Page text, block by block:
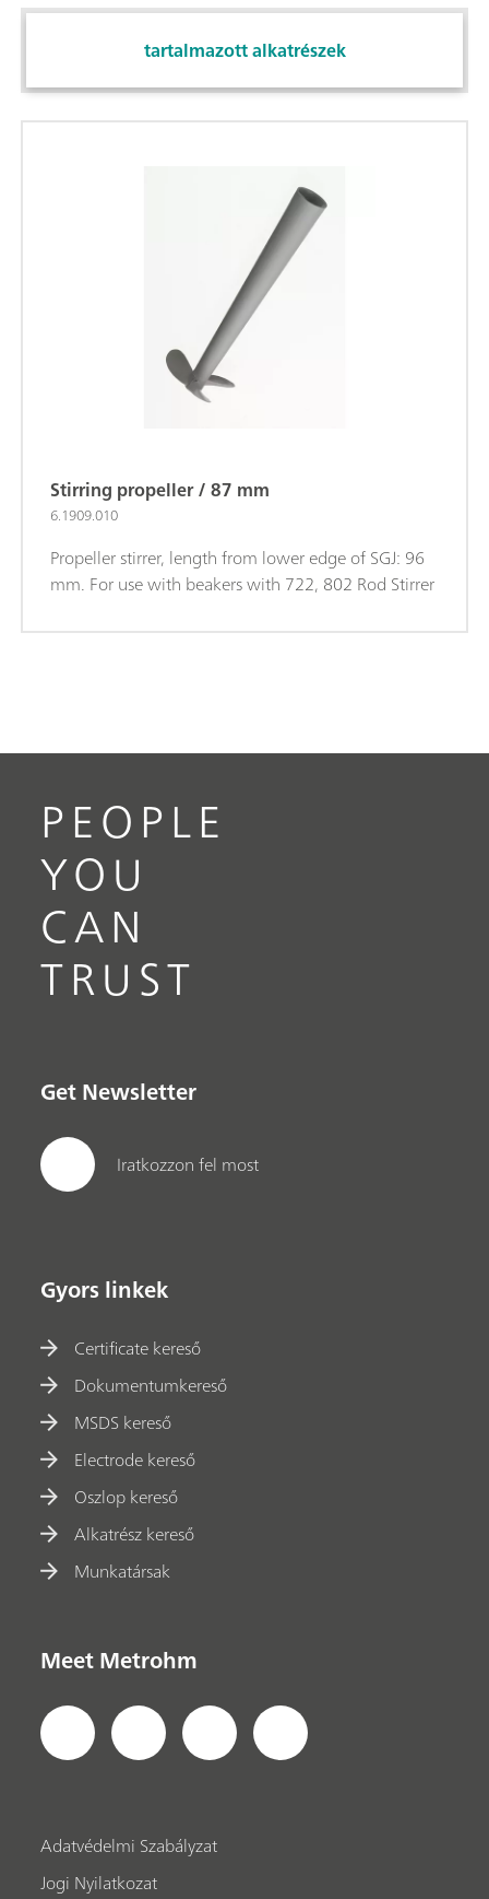
tartalmazott alkatrészek
Stirring propeller / 87 mm
6.1909.010
Propeller stirrer, length from lower edge of SGJ: 96
mm. For use with beakers with 722, 802 Rod Stirrer
PEOPLE
YOU
CAN
TRUST
Get Newsletter
Iratkozzon fel most
Gyors linkek
Certificate kereső
Dokumentumkereső
MSDS kereső
Electrode kereső
Oszlop kereső
Alkatrész kereső
Munkatársak
Meet Metrohm
Adatvédelmi Szabályzat
Jogi Nyilatkozat